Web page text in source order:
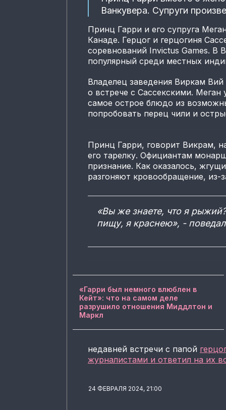
Ванкувера. Супруги
Принц Гарри и его супруга
Канаде. Герцог и герцогиня
соревнований Invictus Games. В
популярный среди местных
Владелец заведения Виркам
о встрече с Сассекскими. Меган
самое острое блюдо из
попробовать перец чили и
Принц Гарри, говорит Викрам,
его тарелку. Официантам
признание. Как оказалось,
разгоняют кровообращение, из-
«Вы же знаете, что я
пищу, я краснею», -
«Гарри был немного влюблен в
Кейт»: что на самом деле
разрушило отношения Миддлтон и
Маркл
недавней встречи с папой
журналистами и ответил на их
24 ФЕВРАЛЯ 2024, 21:00